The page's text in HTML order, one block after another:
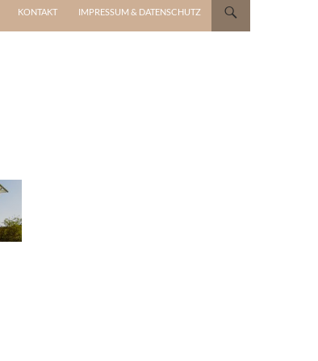
KONTAKT IMPRESSUM & DATENSCHUTZ